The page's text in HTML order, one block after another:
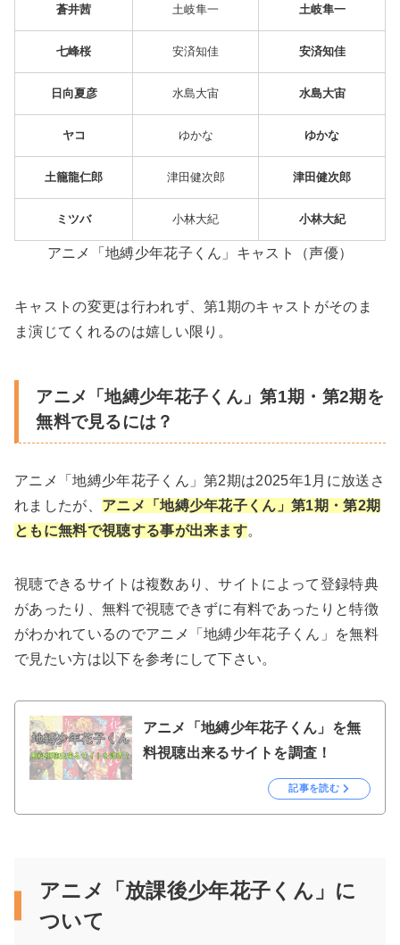
蒼井茜 土岐隼一 土岐隼一
七峰桜 安済知佳 安済知佳
日向夏彦 水島大宙 水島大宙
ヤコ ゆかな ゆかな
土籠龍仁郎 津田健次郎 津田健次郎
ミツバ 小林大紀 小林大紀
アニメ「地縛少年花子くん」キャスト（声優）
キャストの変更は行われず、第1期のキャストがそのま
ま演じてくれるのは嬉しい限り。
アニメ「地縛少年花子くん」第1期・第2期を
無料で見るには？
アニメ「地縛少年花子くん」第2期は2025年1月に放送さ
れましたが、 アニメ「地縛少年花子くん」第1期・第2期
ともに無料で視聴する事が出来ます。
視聴できるサイトは複数あり、サイトによって登録特典
があったり、無料で視聴できずに有料であったりと特徴
がわかれているのでアニメ「地縛少年花子くん」を無料
で見たい方は以下を参考にして下さい。
アニメ「地縛少年花子くん」を無
料視聴出来るサイトを調査！
記事を読む
アニメ「放課後少年花子くん」に
ついて